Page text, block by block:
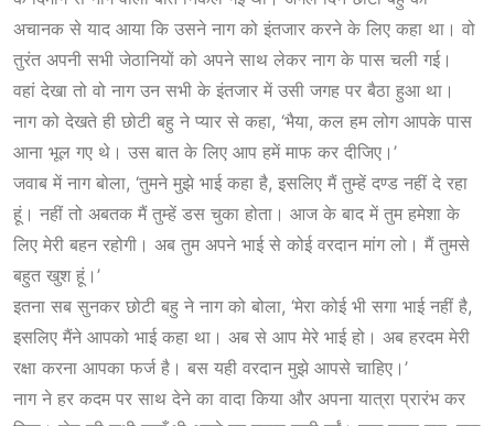
अचानक से याद आया कि उसने नाग को इंतजार करने के लिए कहा था। वो
तुरंत अपनी सभी जेठानियों को अपने साथ लेकर नाग के पास चली गई।
वहां देखा तो वो नाग उन सभी के इंतजार में उसी जगह पर बैठा हुआ था।
नाग को देखते ही छोटी बहु ने प्यार से कहा, ‘भैया, कल हम लोग आपके पास
आना भूल गए थे। उस बात के लिए आप हमें माफ कर दीजिए।’
जवाब में नाग बोला, ‘तुमने मुझे भाई कहा है, इसलिए मैं तुम्हें दण्ड नहीं दे रहा
हूं। नहीं तो अबतक मैं तुम्हें डस चुका होता। आजके बाद में तुम हमेशा के
लिए मेरी बहन रहोगी। अब तुम अपने भाई से कोई वरदान मांग लो। मैं तुमसे
बहुत खुश हूं।’
इतना सब सुनकर छोटी बहु ने नाग को बोला, ‘मेरा कोई भी सगा भाई नहीं है,
इसलिए मैंने आपको भाई कहा था। अब से आप मेरे भाई हो। अब हरदम मेरी
रक्षा करना आपका फर्ज है। बस यही वरदान मुझे आपसे चाहिए।’
नाग ने हर कदम पर साथ देने का वादा किया और अपना यात्रा प्रारंभ कर